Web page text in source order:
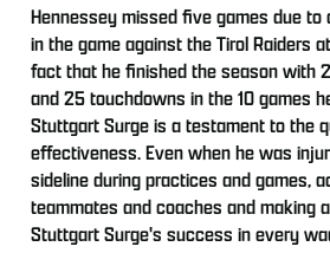
Hennessey missed five games due
in the game against the Tirol Raiders
fact that he finished the season with
and 25 touchdowns in the 10 games
Stuttgart Surge is a testament to the
effectiveness. Even when he was
sideline during practices and games,
teammates and coaches and making
Stuttgart Surge's success in every